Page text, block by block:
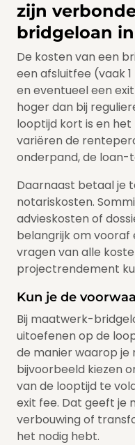
zijn
bridgeloan in
De kosten van een
een afsluitfee (vaak
en eventueel een
hoger dan bij
looptijd kort is en het
variëren de
onderpand, de
Daarnaast betaal je
notariskosten.
advieskosten of
belangrijk om vooraf
vragen van alle
projectrendement
Kun je de
Bij maatwerk-
uitoefenen op de
de manier waarop
bijvoorbeeld kiezen
van de looptijd te
exit fee. Dat geeft je
verbouwing of
het nodig hebt.